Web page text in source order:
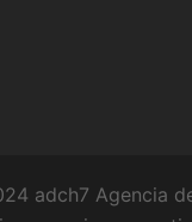
adch7 Agencia